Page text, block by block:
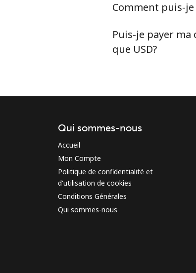
Comment puis-je
Puis-je payer
que USD?
Qui sommes-nous
Accueil
Mon Compte
Politique de confidentialité et
d'utilisation de cookies
Conditions Générales
Qui sommes-nous